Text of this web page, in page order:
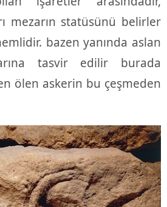
mezarın statüsünü belirler
bazen yanında aslan
tasvir edilir burada
ölen askerin bu çeşmeden